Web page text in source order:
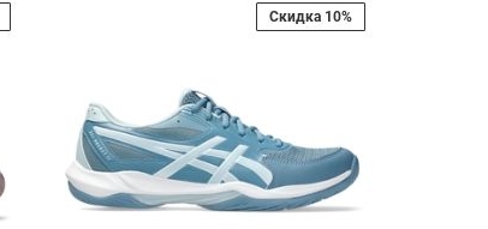
Скидка 10%